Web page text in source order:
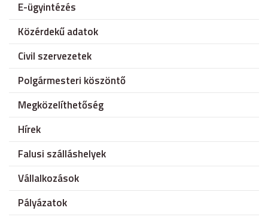
E-ügyintézés
Közérdekű adatok
Civil szervezetek
Polgármesteri köszöntő
Megközelíthetőség
Hírek
Falusi szálláshelyek
Vállalkozások
Pályázatok